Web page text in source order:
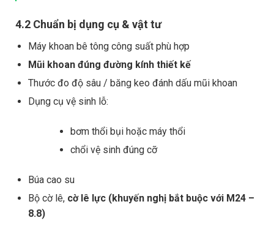
4.2 Chuẩn bị dụng cụ & vật tư
Máy khoan bê tông công suất phù hợp
Mũi khoan đúng đường kính thiết kế
Thước đo độ sâu / băng keo đánh dấu mũi khoan
Dụng cụ vệ sinh lỗ:
bơm thổi bụi hoặc máy thổi
chổi vệ sinh đúng cỡ
Búa cao su
Bộ cờ lê, cờ lê lực (khuyến nghị bắt buộc với M24 –
8.8)